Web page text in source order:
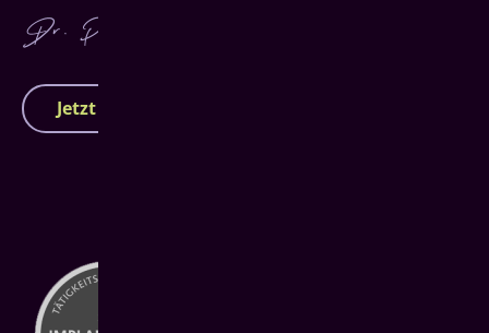
Jetzt Termin vereinbaren